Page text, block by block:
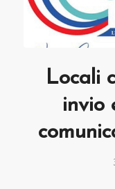
Locali
invio